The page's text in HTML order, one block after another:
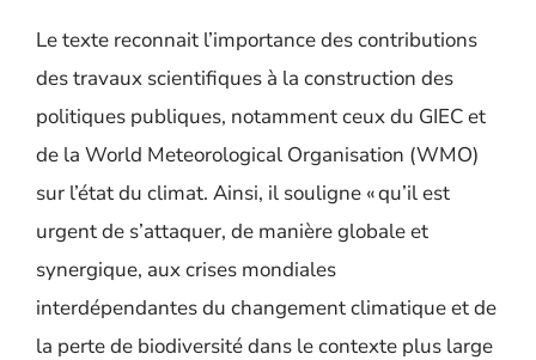
Le texte reconnait l’importance des contributions
des travaux scientifiques à la construction des
politiques publiques, notamment ceux du GIEC et
de la World Meteorological Organisation (WMO)
sur l’état du climat. Ainsi, il souligne « qu’il est
urgent de s’attaquer, de manière globale et
synergique, aux crises mondiales
interdépendantes du changement climatique et de
la perte de biodiversité dans le contexte plus large